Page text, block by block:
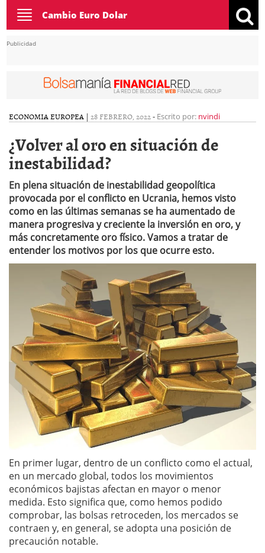
Toggle
navigation
Cambio Euro Dolar
Publicidad
ECONOMIA EUROPEA | 28 FEBRERO, 2022- Escrito por: nvindi
¿Volver al oro en situación de
inestabilidad?
En plena situación de inestabilidad geopolítica
provocada por el conflicto en Ucrania, hemos visto
como en las últimas semanas se ha aumentado de
manera progresiva y creciente la inversión en oro, y
más concretamente oro físico. Vamos a tratar de
entender los motivos por los que ocurre esto.
En primer lugar, dentro de un conflicto como el actual,
en un mercado global, todos los movimientos
económicos bajistas afectan en mayor o menor
medida. Esto significa que, como hemos podido
comprobar, las bolsas retroceden, los mercados se
contraen y, en general, se adopta una posición de
precaución notable.